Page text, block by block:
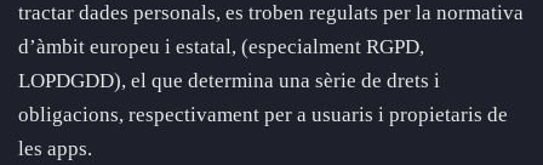
tractar dades personals, es troben regulats per la normativa
d’àmbit europeu i estatal, (especialment RGPD,
LOPDGDD), el que determina una sèrie de drets i
obligacions, respectivament per a usuaris i propietaris de
les apps.